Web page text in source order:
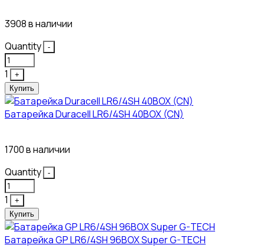
3908 в наличии
Quantity
-
1
+
Купить
Батарейка Duracell LR6/4SH 40BOX (CN)
1700 в наличии
Quantity
-
1
+
Купить
Батарейка GP LR6/4SH 96BOX Super G-TECH